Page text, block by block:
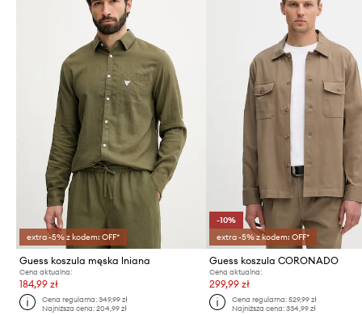
extra -5% z kodem: OFF*
Guess koszula męska lniana
Cena aktualna:
184,99 zł
Cena regularna:349,99 zł
Najniższa cena:204,99 zł
-10%
extra -5% z kodem: OFF*
Guess koszula CORONADO
Cena aktualna:
299,99 zł
Cena regularna: 529,99 zł
Najniższa cena: 334,99 zł